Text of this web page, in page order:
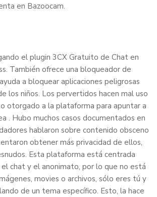
en Bazoocam.
el plugin 3CX Gratuito de Chat en
También ofrece una bloqueador de
a bloquear aplicaciones peligrosas
los niños. Los pervertidos hacen mal uso
otorgado a la plataforma para apuntar a
. Hubo muchos casos documentados en
hablaron sobre contenido obsceno
obtener más privacidad de ellos,
Esta plataforma está centrada
chat y el anonimato, por lo que no está
movies o archivos, sólo eres tú y
de un tema específico. Esto, la hace